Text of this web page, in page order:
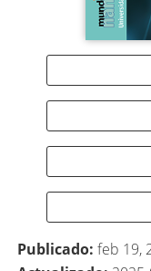
Publicado: feb 19,